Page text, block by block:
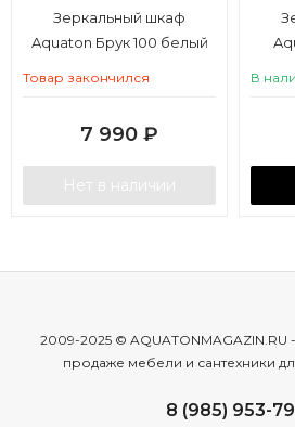
Зеркальный шкаф
Aquaton Брук 100 белый
Товар закончился
7 990 ₽
Нет в наличии
В
2009-2025 © AQUATONMAGAZIN.RU
продаже мебели и сантехники
8 (985) 953-